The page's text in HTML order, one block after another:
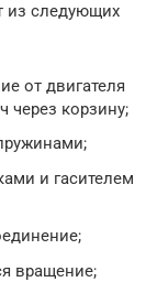
из следующих
от двигателя
через корзину;
и гасителем
вращение;